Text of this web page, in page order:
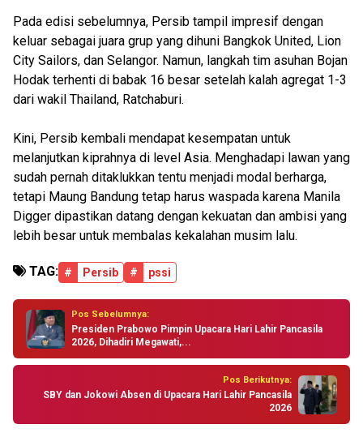
Pada edisi sebelumnya, Persib tampil impresif dengan
keluar sebagai juara grup yang dihuni Bangkok United, Lion
City Sailors, dan Selangor. Namun, langkah tim asuhan Bojan
Hodak terhenti di babak 16 besar setelah kalah agregat 1-3
dari wakil Thailand, Ratchaburi.
Kini, Persib kembali mendapat kesempatan untuk
melanjutkan kiprahnya di level Asia. Menghadapi lawan yang
sudah pernah ditaklukkan tentu menjadi modal berharga,
tetapi Maung Bandung tetap harus waspada karena Manila
Digger dipastikan datang dengan kekuatan dan ambisi yang
lebih besar untuk membalas kekalahan musim lalu.
TAG: # Persib # pssi
Pos Sebelumnya:
Presiden Prabowo Pimpin Upacara Hari Lahir Pancasila
2026, Dihadiri Megawati,...
Pos Berikutnya:
SBY dan Jokowi Absen di Upacara Hari Lahir Pancasila
2026